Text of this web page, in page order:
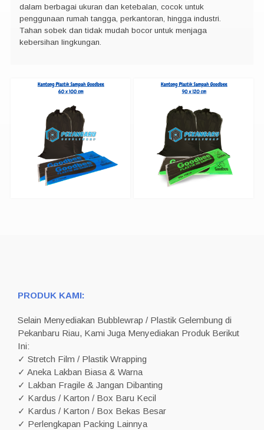
dalam berbagai ukuran dan ketebalan, cocok untuk
penggunaan rumah tangga, perkantoran, hingga industri.
Tahan sobek dan tidak mudah bocor untuk menjaga
kebersihan lingkungan.
PRODUK KAMI:
Selain Menyediakan Bubblewrap / Plastik Gelembung di
Pekanbaru Riau, Kami Juga Menyediakan Produk Berikut
Ini:
✓ Stretch Film / Plastik Wrapping
✓ Aneka Lakban Biasa & Warna
✓ Lakban Fragile & Jangan Dibanting
✓ Kardus / Karton / Box Baru Kecil
✓ Kardus / Karton / Box Bekas Besar
✓ Perlengkapan Packing Lainnya